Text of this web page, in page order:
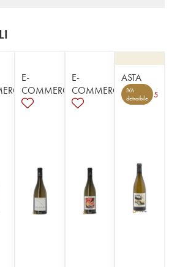
E-
COMMERCE
E-
COMMERCE
ASTA
IVA
detraibile
5